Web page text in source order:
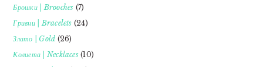
Брошки | Brooches (7)
Гривни | Bracelets (24)
Злато | Gold (26)
Колиета | Necklaces(10)